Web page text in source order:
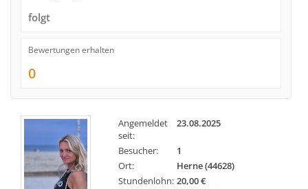
folgt
Bewertungen erhalten
0
Angemeldet
seit:
23.08.2025
Besucher:
1
Ort:
Herne (44628)
Stundenlohn: 20,00 €